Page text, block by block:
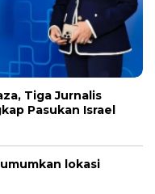
Tiga Jurnalis
Pasukan Israel
lokasi